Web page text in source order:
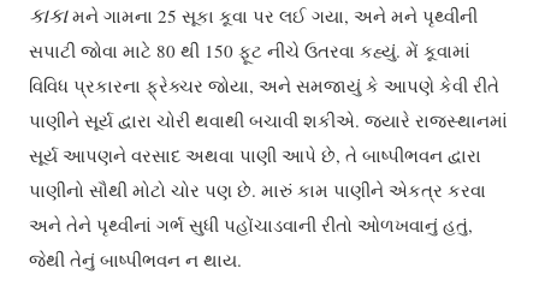
કાકામને ગામના 25 સૂકા કૂવા પર લઈ ગયા, અને મને પૃથ્વીની
સપાટી જોવા માટે 80 થી 150 ફૂટ નીચે ઉતરવા કહ્યું. મેં કૂવામાં
વિવિધ પ્રકારના ફ્રેક્ચર જોયા, અને સમજાયું કે આપણે કેવી રીતે
પાણીને સૂર્ય દ્વારા ચોરી થવાથી બચાવી શકીએ. જ્યારે રાજસ્થાનમાં
સૂર્ય આપણને વરસાદ અથવા પાણી આપે છે, તે બાષ્પીભવન દ્વારા
પાણીનો સૌથી મોટો ચોર પણ છે. મારું કામ પાણીને એકત્ર કરવા
અને તેને પૃથ્વીનાં ગર્ભ સુધી પહોંચાડવાની રીતો ઓળખવાનું હતું,
જેથી તેનું બાષ્પીભવન ન થાય.